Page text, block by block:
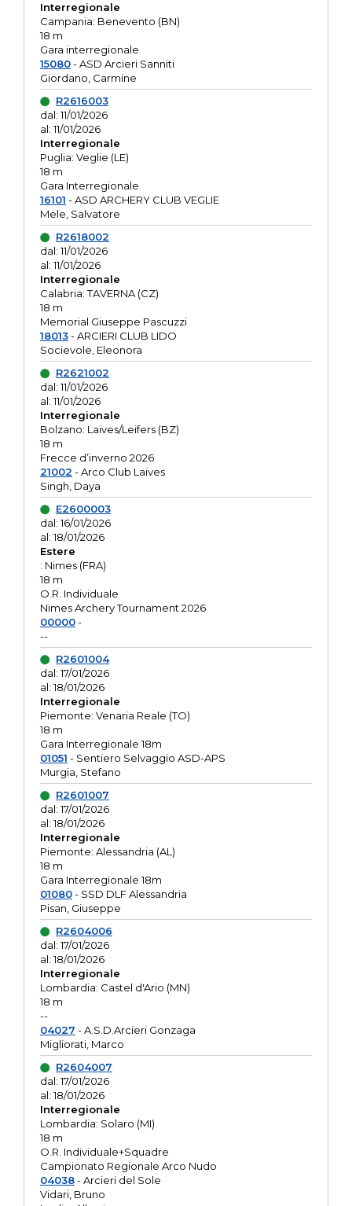
Interregionale
Campania: Benevento (BN)
18 m
Gara interregionale
15080- ASD Arcieri Sanniti
Giordano, Carmine
R2616003
dal: 11/01/2026
al: 11/01/2026
Interregionale
Puglia: Veglie (LE)
18 m
Gara Interregionale
16101 - ASD ARCHERY CLUB VEGLIE
Mele, Salvatore
R2618002
dal: 11/01/2026
al: 11/01/2026
Interregionale
Calabria: TAVERNA (CZ)
18 m
Memorial Giuseppe Pascuzzi
18013- ARCIERI CLUB LIDO
Socievole, Eleonora
R2621002
dal: 11/01/2026
al: 11/01/2026
Interregionale
Bolzano: Laives/Leifers (BZ)
18 m
Frecce d’inverno 2026
21002 - Arco Club Laives
Singh, Daya
E2600003
dal: 16/01/2026
al: 18/01/2026
Estere
: Nimes (FRA)
18 m
O.R. Individuale
Nimes Archery Tournament 2026
00000-
--
R2601004
dal: 17/01/2026
al: 18/01/2026
Interregionale
Piemonte: Venaria Reale (TO)
18 m
Gara Interregionale 18m
01051 - Sentiero Selvaggio ASD-APS
Murgia, Stefano
R2601007
dal: 17/01/2026
al: 18/01/2026
Interregionale
Piemonte: Alessandria (AL)
18 m
Gara Interregionale 18m
01080- SSD DLF Alessandria
Pisan, Giuseppe
R2604006
dal: 17/01/2026
al: 18/01/2026
Interregionale
Lombardia: Castel d'Ario (MN)
18 m
--
04027 - A.S.D.Arcieri Gonzaga
Migliorati, Marco
R2604007
dal: 17/01/2026
al: 18/01/2026
Interregionale
Lombardia: Solaro (MI)
18 m
O.R. Individuale+Squadre
Campionato Regionale Arco Nudo
04038- Arcieri del Sole
Vidari, Bruno